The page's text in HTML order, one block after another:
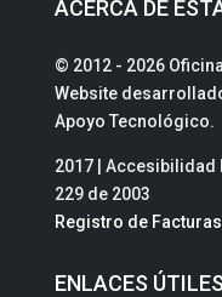
ACERCA DE
© 2012 - 2026
Website
Apoyo Tecnológico.
2017 | Accesibilidad
229 de 2003
Registro de
ENLACES ÚTILES